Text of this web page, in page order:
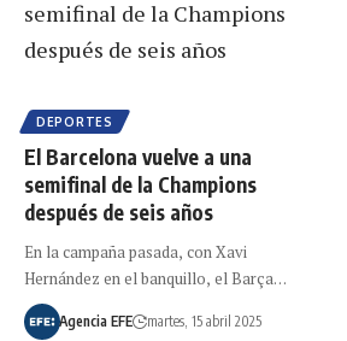
DEPORTES
El Barcelona vuelve a una
semifinal de la Champions
después de seis años
En la campaña pasada, con Xavi
Hernández en el banquillo, el Barça…
Agencia EFE martes, 15 abril 2025